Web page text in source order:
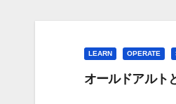
LEARN OPERATE
オールドアルト